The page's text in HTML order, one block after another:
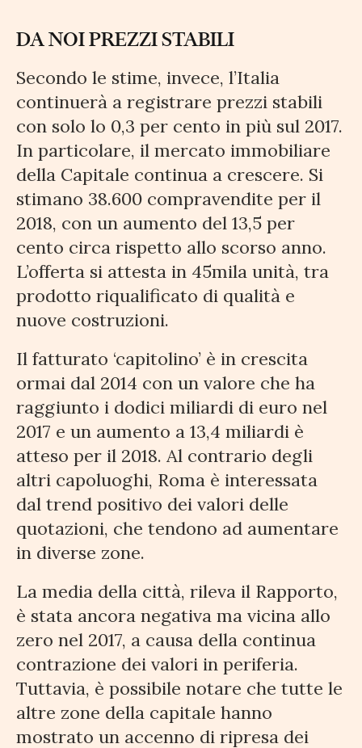
DA NOI PREZZI STABILI
Secondo le stime, invece, l’Italia
continuerà a registrare prezzi stabili
con solo lo 0,3 per cento in più sul 2017.
In particolare, il mercato immobiliare
della Capitale continua a crescere. Si
stimano 38.600 compravendite per il
2018, con un aumento del 13,5 per
cento circa rispetto allo scorso anno.
L’offerta si attesta in 45mila unità, tra
prodotto riqualificato di qualità e
nuove costruzioni.
Il fatturato ‘capitolino’ è in crescita
ormai dal 2014 con un valore che ha
raggiunto i dodici miliardi di euro nel
2017 e un aumento a 13,4 miliardi è
atteso per il 2018. Al contrario degli
altri capoluoghi, Roma è interessata
dal trend positivo dei valori delle
quotazioni, che tendono ad aumentare
in diverse zone.
La media della città, rileva il Rapporto,
è stata ancora negativa ma vicina allo
zero nel 2017, a causa della continua
contrazione dei valori in periferia.
Tuttavia, è possibile notare che tutte le
altre zone della capitale hanno
mostrato un accenno di ripresa dei